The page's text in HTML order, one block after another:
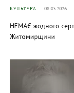
КУЛЬТУРА 08.03.2026
НЕМАЄ жодного
Житомирщини